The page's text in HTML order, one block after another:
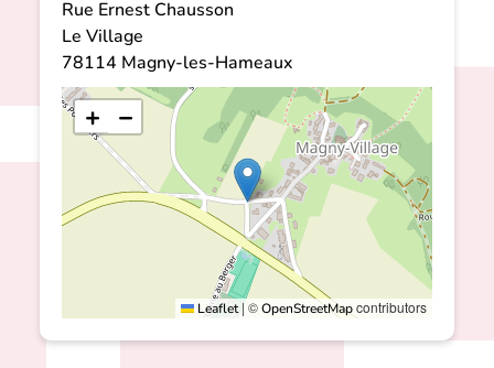
Rue Ernest Chausson
Le Village
78114 Magny-les-Hameaux
+ −
Leaflet|©OpenStreetMapcontributors